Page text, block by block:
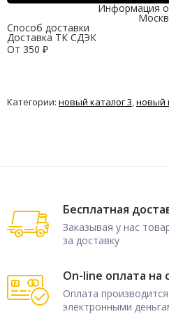
Информация о
Способ доставки
Доставка ТК СДЭК
От 350 ₽
Категории: новый каталог 3 новый
Бесплатная
Заказывая у нас
за доставку
On-line оплата на
Оплата
электронными